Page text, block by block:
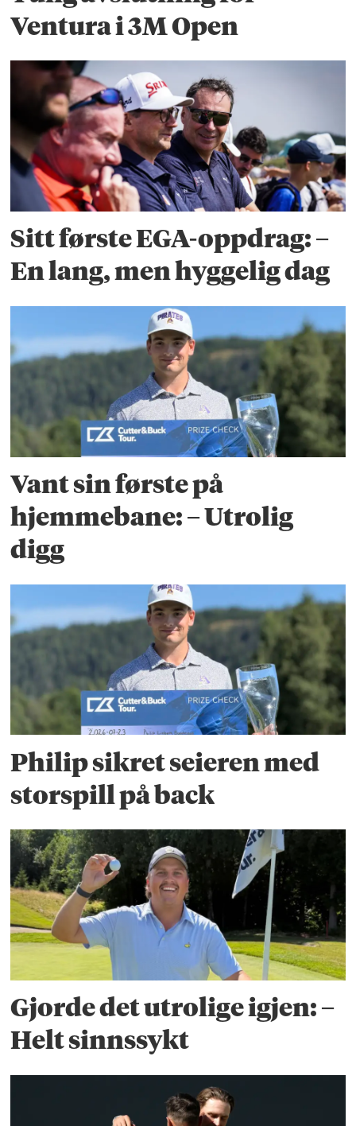
Ventura i 3M Open
Sitt første EGA-oppdrag: –
En lang, men hyggelig dag
Vant sin første på
hjemmebane: – Utrolig
digg
Philip sikret seieren med
storspill på back
Gjorde det utrolige igjen: –
Helt sinnssykt